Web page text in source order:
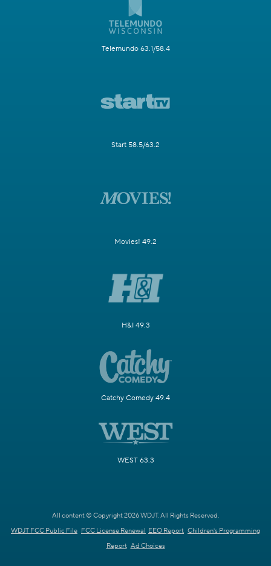
Telemundo 63.1/58.4
Start 58.5/63.2
Movies! 49.2
H&I 49.3
Catchy Comedy 49.4
WEST 63.3
All content © Copyright 2026 WDJT. All Rights Reserved.
WDJT FCC Public File FCC License Renewal EEO Report Children's Programming
Report Ad Choices